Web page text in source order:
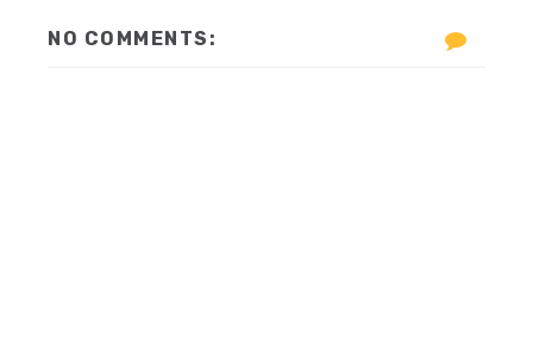
NO COMMENTS: